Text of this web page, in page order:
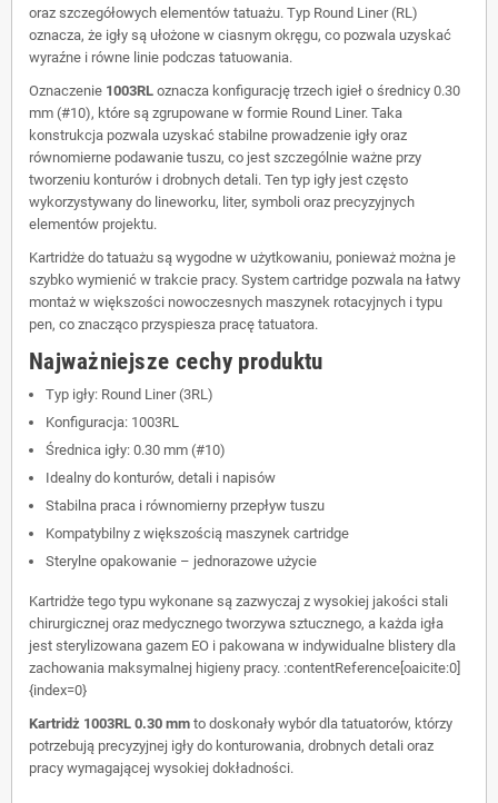
oraz szczegółowych elementów tatuażu. Typ Round Liner (RL)
oznacza, że igły są ułożone w ciasnym okręgu, co pozwala uzyskać
wyraźne i równe linie podczas tatuowania.
Oznaczenie 1003RL oznacza konfigurację trzech igieł o średnicy 0.30
mm (#10), które są zgrupowane w formie Round Liner. Taka
konstrukcja pozwala uzyskać stabilne prowadzenie igły oraz
równomierne podawanie tuszu, co jest szczególnie ważne przy
tworzeniu konturów i drobnych detali. Ten typ igły jest często
wykorzystywany do lineworku, liter, symboli oraz precyzyjnych
elementów projektu.
Kartridże do tatuażu są wygodne w użytkowaniu, ponieważ można je
szybko wymienić w trakcie pracy. System cartridge pozwala na łatwy
montaż w większości nowoczesnych maszynek rotacyjnych i typu
pen, co znacząco przyspiesza pracę tatuatora.
Najważniejsze cechy produktu
Typ igły: Round Liner (3RL)
Konfiguracja: 1003RL
Średnica igły: 0.30 mm (#10)
Idealny do konturów, detali i napisów
Stabilna praca i równomierny przepływ tuszu
Kompatybilny z większością maszynek cartridge
Sterylne opakowanie – jednorazowe użycie
Kartridże tego typu wykonane są zazwyczaj z wysokiej jakości stali
chirurgicznej oraz medycznego tworzywa sztucznego, a każda igła
jest sterylizowana gazem EO i pakowana w indywidualne blistery dla
zachowania maksymalnej higieny pracy. :contentReference[oaicite:0]
{index=0}
Kartridż 1003RL 0.30 mm to doskonały wybór dla tatuatorów, którzy
potrzebują precyzyjnej igły do konturowania, drobnych detali oraz
pracy wymagającej wysokiej dokładności.